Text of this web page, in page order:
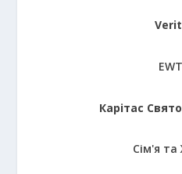
Карітас
Сім'я